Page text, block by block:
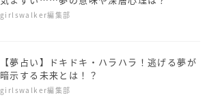
girlswalker編集部
【夢占い】ドキドキ・ハラハラ！逃げる夢が
暗示する未来とは！？
girlswalker編集部